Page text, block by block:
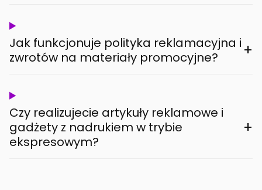
Jak funkcjonuje polityka reklamacyjna i
zwrotów na materiały promocyjne?
+
Czy realizujecie artykuły reklamowe i
gadżety z nadrukiem w trybie
ekspresowym?
+